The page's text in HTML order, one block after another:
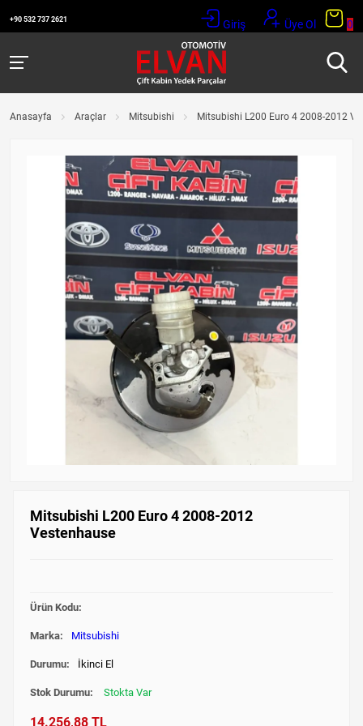
+90 532 737 2621 Giriş Üye Ol 0
Anasayfa Araçlar Mitsubishi Mitsubishi L200 Euro 4 2008-2012
Mitsubishi L200 Euro 4 2008-2012
Vestenhause
Ürün Kodu:
Marka: Mitsubishi
Durumu: İkinci El
Stok Durumu: Stokta Var
14.256,88 TL